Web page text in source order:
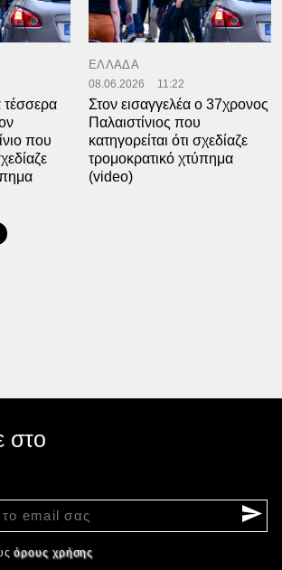
τέσσερα
που
ΕΛΛΑΔΑ
08.06.2026 11:22
Στον εισαγγελέα ο 37χρονος
Παλαιστίνιος που
κατηγορείται ότι σχεδίαζε
τρομοκρατικό χτύπημα
(video)
στο
όρους χρήσης